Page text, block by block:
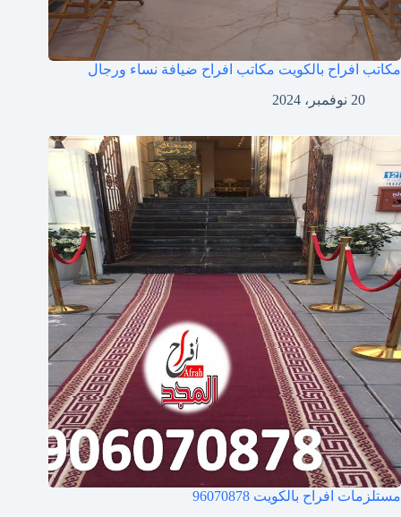
مكاتب افراح بالكويت مكاتب افراح ضيافة نساء ورجال
20 نوفمبر، 2024
مستلزمات افراح بالكويت 96070878